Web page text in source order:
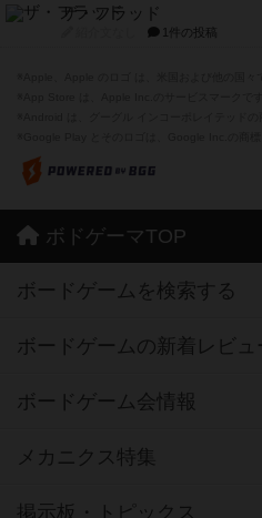
ザ・フラッド
1件の投稿
ボドゲーマTOP
ボードゲームを検索する
ボードゲームの新着レビュ
ボードゲーム会情報
メカニクス特集
掲示板・トピックス